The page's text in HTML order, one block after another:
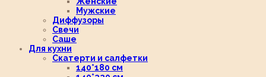
Мужские
Диффузоры
Свечи
Саше
Для кухни
Скатерти и салфетки
140*180 см